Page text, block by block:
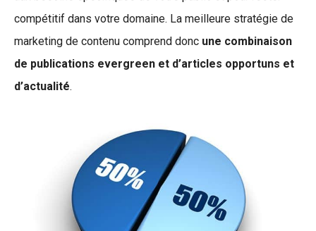
compétitif dans votre domaine. La meilleure stratégie de
marketing de contenu comprend donc une combinaison
de publications evergreen et d’articles opportuns et
d’actualité.